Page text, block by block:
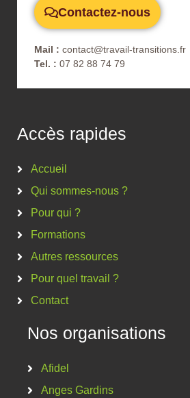
Contactez-nous
Mail : contact@travail-transitions.fr
Tel. : 07 82 88 74 79
Accès rapides
Accueil
Qui sommes-nous ?
Pour qui ?
Formations
Autres ressources
Pour quel travail ?
Contact
Nos organisations
Afidel
Anges Gardins